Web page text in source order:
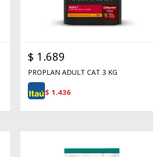
$ 1.689
PROPLAN ADULT CAT 3 KG
$ 1.436